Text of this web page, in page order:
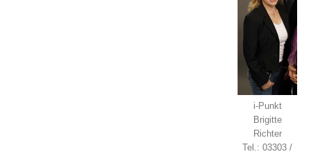
i-Punkt
Brigitte
Richter
Tel.: 03303 /